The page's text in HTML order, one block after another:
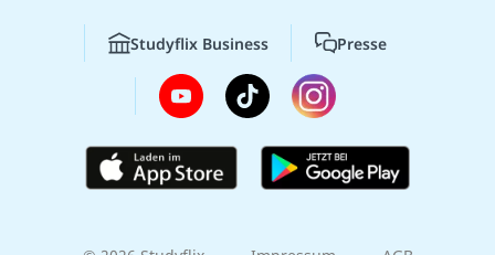
Studyflix Business Presse